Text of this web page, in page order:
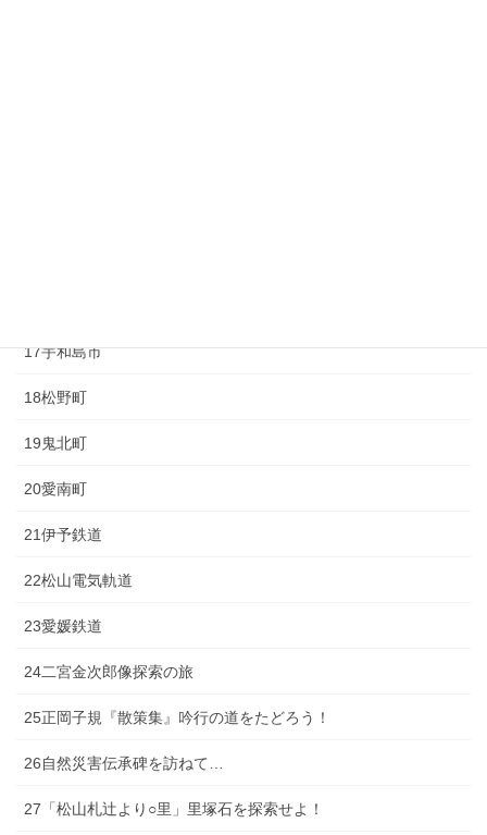
17宇和島市
18松野町
19鬼北町
20愛南町
21伊予鉄道
22松山電気軌道
23愛媛鉄道
24二宮金次郎像探索の旅
25正岡子規『散策集』吟行の道をたどろう！
26自然災害伝承碑を訪ねて…
27「松山札辻より○里」里塚石を探索せよ！